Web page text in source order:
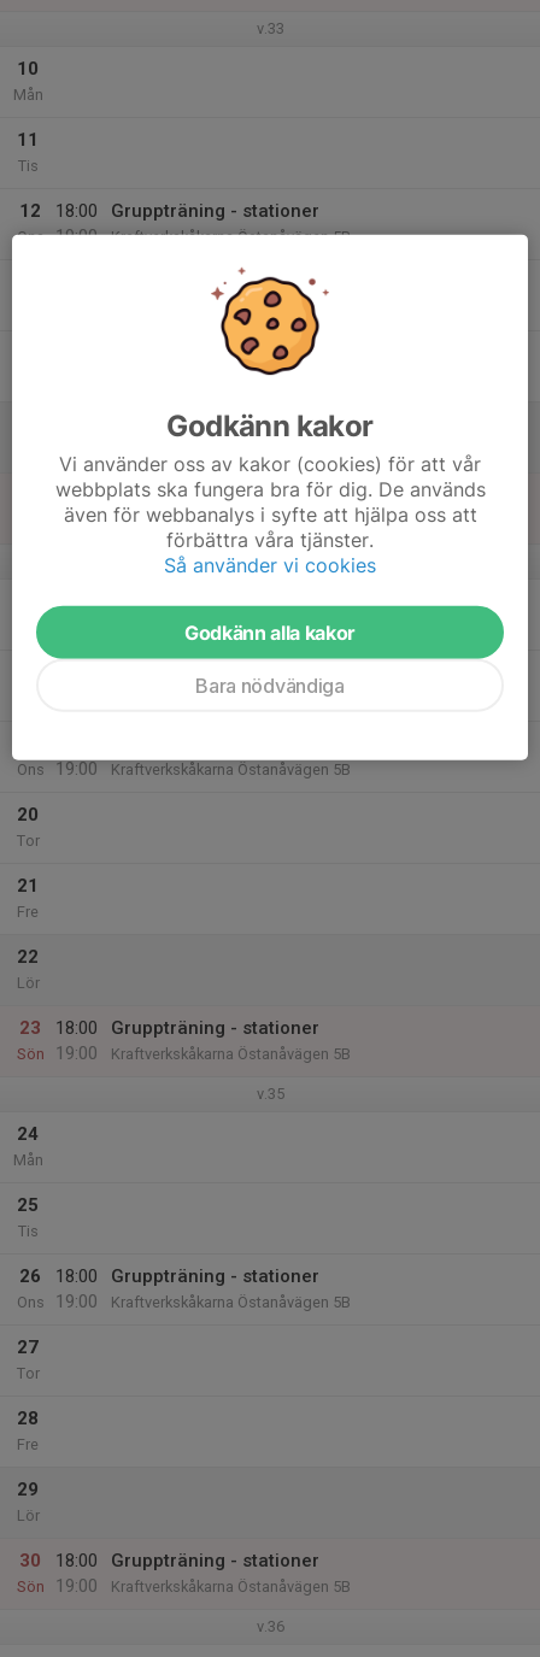
v.33
10
Mån
11
Tis
12
Ons
18:00
19:00
Gruppträning - stationer
Kraftverkskåkarna Östanåvägen 5B
18:00
19:00
Gruppträning - stationer
Kraftverkskåkarna Östanåvägen 5B
v.34
Mån
Ons
19:00
Kraftverkskåkarna Östanåvägen 5B
20
Tor
21
Fre
22
Lör
23
Sön
18:00
19:00
Gruppträning - stationer
Kraftverkskåkarna Östanåvägen 5B
v.35
24
Mån
25
Tis
26
Ons
18:00
19:00
Gruppträning - stationer
Kraftverkskåkarna Östanåvägen 5B
27
Tor
28
Fre
29
Lör
30
Sön
18:00
19:00
Gruppträning - stationer
Kraftverkskåkarna Östanåvägen 5B
v.36
Godkänn kakor
Vi använder oss av kakor (cookies) för att vår
webbplats ska fungera bra för dig. De används
även för webbanalys i syfte att hjälpa oss att
förbättra våra tjänster.
Så använder vi cookies
Godkänn alla kakor
Bara nödvändiga